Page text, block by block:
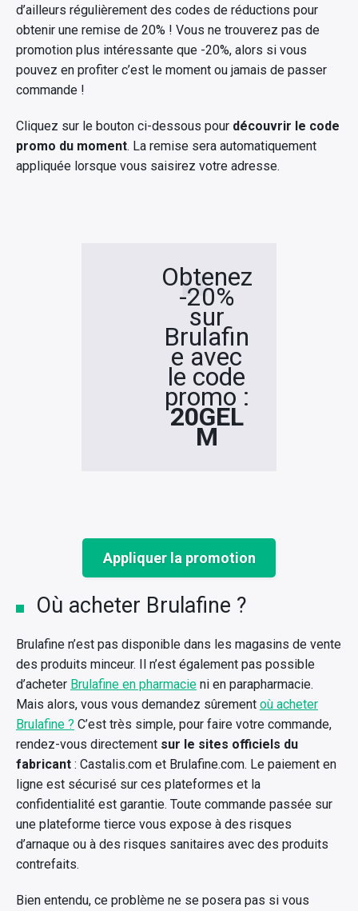
d’ailleurs régulièrement des codes de réductions pour
obtenir une remise de 20% ! Vous ne trouverez pas de
promotion plus intéressante que -20%, alors si vous
pouvez en profiter c’est le moment ou jamais de passer
commande !
Cliquez sur le bouton ci-dessous pour découvrir le code
promo du moment. La remise sera automatiquement
appliquée lorsque vous saisirez votre adresse.
Obtenez
-20%
sur
Brulafin
e avec
le code
promo :
20GEL
M
Appliquer la promotion
Où acheter Brulafine ?
Brulafine n’est pas disponible dans les magasins de vente
des produits minceur. Il n’est également pas possible
d’acheter Brulafine en pharmacie ni en parapharmacie.
Mais alors, vous vous demandez sûrement où acheter
Brulafine ? C’est très simple, pour faire votre commande,
rendez-vous directement sur le sites officiels du
fabricant : Castalis.com et Brulafine.com. Le paiement en
ligne est sécurisé sur ces plateformes et la
confidentialité est garantie. Toute commande passée sur
une plateforme tierce vous expose à des risques
d’arnaque ou à des risques sanitaires avec des produits
contrefaits.
Bien entendu, ce problème ne se posera pas si vous
Rechercher